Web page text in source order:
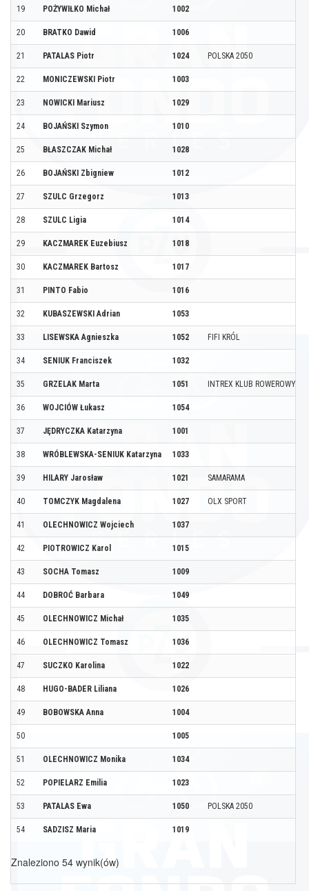
19 POŻYWIŁKO Michał 1002
20 BRATKO Dawid 1006
21 PATALAS Piotr 1024 POLSKA 2050
22 MONICZEWSKI Piotr 1003
23 NOWICKI Mariusz 1029
24 BOJAŃSKI Szymon 1010
25 BŁASZCZAK Michał 1028
26 BOJAŃSKI Zbigniew 1012
27 SZULC Grzegorz 1013
28 SZULC Ligia 1014
29 KACZMAREK Euzebiusz 1018
30 KACZMAREK Bartosz 1017
31 PINTO Fabio 1016
32 KUBASZEWSKI Adrian 1053
33 LISEWSKA Agnieszka 1052 FIFI KRÓL
34 SENIUK Franciszek 1032
35 GRZELAK Marta 1051 INTREX KLUB ROWEROWY
36 WOJCIÓW Łukasz 1054
37 JĘDRYCZKA Katarzyna 1001
38 WRÓBLEWSKA-SENIUK Katarzyna 1033
39 HILARY Jarosław 1021 SAMARAMA
40 TOMCZYK Magdalena 1027 OLX SPORT
41 OLECHNOWICZ Wojciech 1037
42 PIOTROWICZ Karol 1015
43 SOCHA Tomasz 1009
44 DOBROĆ Barbara 1049
45 OLECHNOWICZ Michał 1035
46 OLECHNOWICZ Tomasz 1036
47 SUCZKO Karolina 1022
48 HUGO-BADER Liliana 1026
49 BOBOWSKA Anna 1004
50 1005
51 OLECHNOWICZ Monika 1034
52 POPIELARZ Emilia 1023
53 PATALAS Ewa 1050 POLSKA 2050
54 SADZISZ Maria 1019
Znaleziono 54 wynik(ów)